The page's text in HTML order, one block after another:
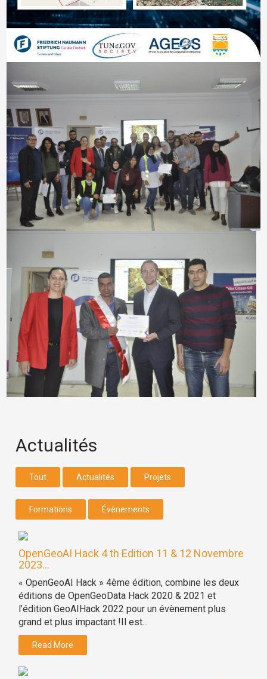
Actualités
Tout Actualités Projets
Formations Évènements
OpenGeoAI Hack 4 th Edition 11 & 12 Novembre
2023...
« OpenGeoAI Hack » 4ème édition, combine les deux
éditions de OpenGeoData Hack 2020 & 2021 et
l’édition GeoAIHack 2022 pour un évènement plus
grand et plus impactant !Il est...
Read More